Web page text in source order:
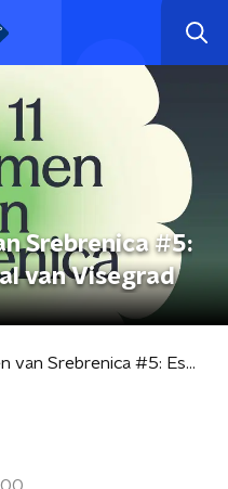
Srebrenica #5:
van Visegrad
De 11 stemmen van Srebrenica #5: Esmir - het verhaal van Visegrad